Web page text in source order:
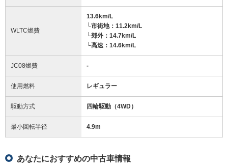
WLTC燃費
13.6km/L
└市街地：11.2km/L
└郊外：14.7km/L
└高速：14.6km/L
JC08燃費 -
使用燃料 レギュラー
駆動方式 四輪駆動（4WD）
最小回転半径 4.9m
あなたにおすすめの中古車情報